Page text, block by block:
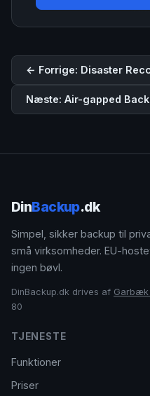
← Forrige: Disaster
Næste: Air-gapped
DinBackup.dk
Simpel, sikker backup til
små virksomheder. EU-
ingen bøvl.
DinBackup.dk drives af Garbæk
80
TJENESTE
Funktioner
Priser